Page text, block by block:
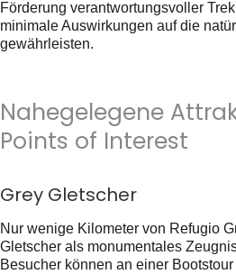
Förderung verantwortungsvoller
minimale Auswirkungen auf die
gewährleisten.
Nahegelegene
Points of Interest
Grey Gletscher
Nur wenige Kilometer von Refugio
Gletscher als monumentales
Besucher können an einer